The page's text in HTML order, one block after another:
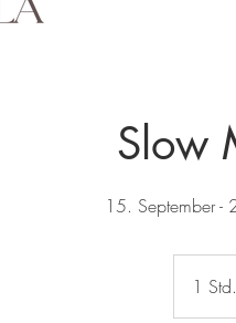
Slow
15. September -
1